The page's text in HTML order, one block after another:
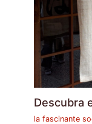
Descubra
la fascinante